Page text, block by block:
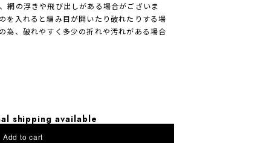
網の浮きや飛び出しがある場合がございま
を入れると編み目が開いたり破れたりする場
為、破れやすく多少の折れや汚れがある場合
shipping available
Add to cart